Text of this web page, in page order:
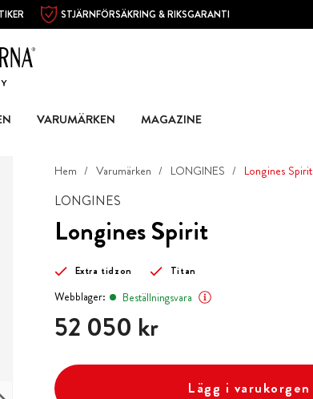
STJÄRNFÖRSÄKRING & RIKSGARANTI
VARUMÄRKEN MAGAZINE
Hem Varumärken LONGINES Longines Spirit
LONGINES
Longines Spirit
Extra tidzon Titan
Webblager: Beställningsvara
Pris: 52 050 kr
52 050 kr
Lägg i varukorgen